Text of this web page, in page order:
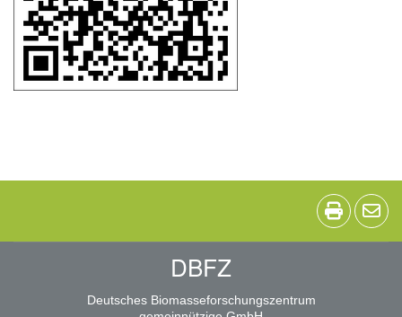
DBFZ
Deutsches Biomasseforschungszentrum